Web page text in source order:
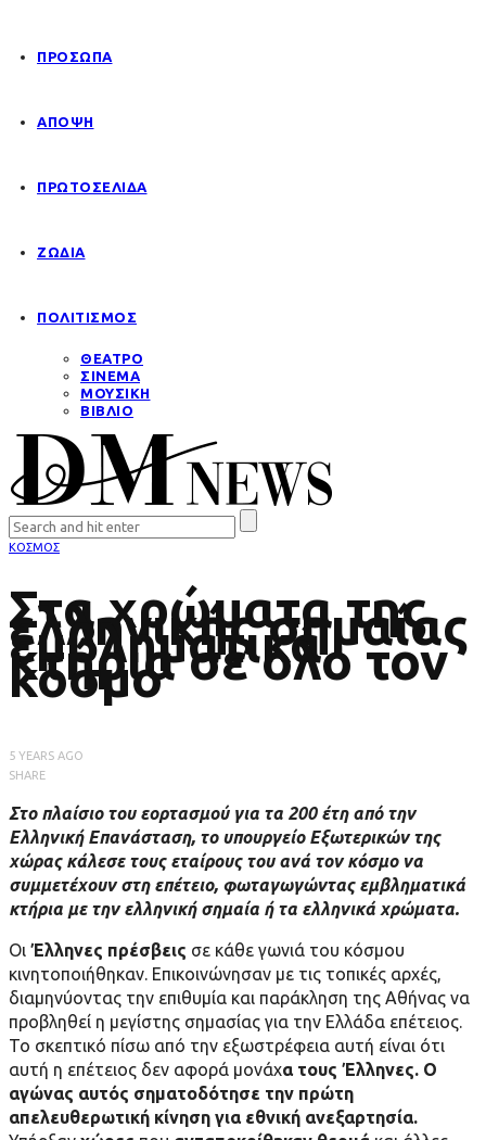
ΠΡΟΣΩΠΑ
ΑΠΟΨΗ
ΠΡΩΤΟΣΕΛΙΔΑ
ΖΩΔΙΑ
ΠΟΛΙΤΙΣΜΟΣ
ΘΕΑΤΡΟ
ΣΙΝΕΜΑ
ΜΟΥΣΙΚΗ
ΒΙΒΛΙΟ
ΚΟΣΜΟΣ
Στα χρώματα της
ελληνικής σημαίας
εμβληματικά
κτήρια σε όλο τον
κόσμο
5 YEARS AGO
SHARE
Στο πλαίσιο του εορτασμού για τα 200 έτη από την
Ελληνική Επανάσταση, το υπουργείο Εξωτερικών της
χώρας κάλεσε τους εταίρους του ανά τον κόσμο να
συμμετέχουν στη επέτειο, φωταγωγώντας εμβληματικά
κτήρια με την ελληνική σημαία ή τα ελληνικά χρώματα.
Οι Έλληνες πρέσβεις σε κάθε γωνιά του κόσμου
κινητοποιήθηκαν. Επικοινώνησαν με τις τοπικές αρχές,
διαμηνύοντας την επιθυμία και παράκληση της Αθήνας να
προβληθεί η μεγίστης σημασίας για την Ελλάδα επέτειος.
Το σκεπτικό πίσω από την εξωστρέφεια αυτή είναι ότι
αυτή η επέτειος δεν αφορά μονάχα τους Έλληνες. Ο
αγώνας αυτός σηματοδότησε την πρώτη
απελευθερωτική κίνηση για εθνική ανεξαρτησία.